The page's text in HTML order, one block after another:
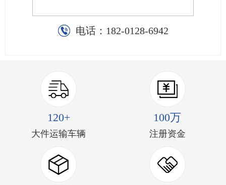
电话： 182-0128-6942
120+
大件运输车辆
100万
注册资金